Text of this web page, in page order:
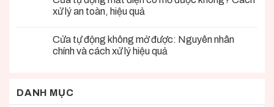
xử lý an toàn, hiệu quả
Cửa tự động không mở được: Nguyên nhân
chính và cách xử lý hiệu quả
DANH MỤC